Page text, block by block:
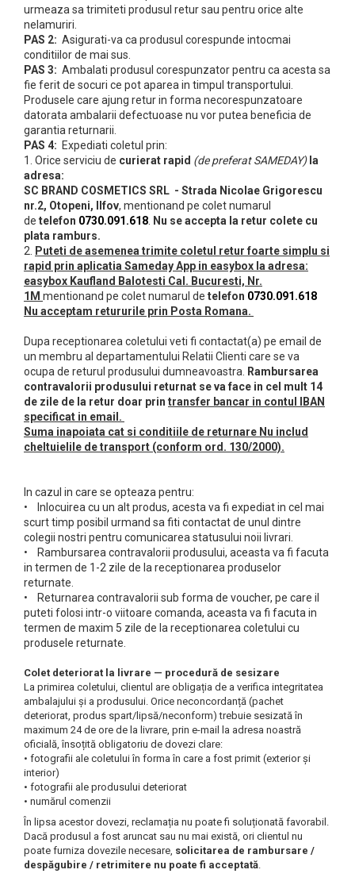
urmeaza sa trimiteti produsul retur sau pentru orice alte
nelamuriri.
PAS 2: Asigurati-va ca produsul corespunde intocmai
conditiilor de mai sus.
PAS 3: Ambalati produsul corespunzator pentru ca acesta sa
fie ferit de socuri ce pot aparea in timpul transportului.
Produsele care ajung retur in forma necorespunzatoare
datorata ambalarii defectuoase nu vor putea beneficia de
garantia returnarii.
PAS 4: Expediati coletul prin:
1. Orice serviciu de curierat rapid (de preferat SAMEDAY) la
adresa:
SC BRAND COSMETICS SRL - Strada Nicolae Grigorescu
nr.2, Otopeni, Ilfov, mentionand pe colet numarul
de telefon 0730.091.618 Nu se accepta la retur colete cu
plata ramburs.
2. Puteti de asemenea trimite coletul retur foarte simplu si
rapid prin aplicatia Sameday App in easybox la adresa:
easybox Kaufland Balotesti Cal. Bucuresti, Nr.
1M mentionand pe colet numarul de telefon 0730.091.618
Nu acceptam retururile prin Posta Romana.
Dupa receptionarea coletului veti fi contactat(a) pe email de
un membru al departamentului Relatii Clienti care se va
ocupa de returul produsului dumneavoastra. Rambursarea
contravalorii produsului returnat se va face in cel mult 14
de zile de la retur doar prin transfer bancar in contul IBAN
specificat in email.
Suma inapoiata cat si conditiile de returnare Nu includ
cheltuielile de transport (conform ord. 130/2000).
In cazul in care se opteaza pentru:
• Inlocuirea cu un alt produs, acesta va fi expediat in cel mai
scurt timp posibil urmand sa fiti contactat de unul dintre
colegii nostri pentru comunicarea statusului noii livrari.
• Rambursarea contravalorii produsului, aceasta va fi facuta
in termen de 1-2 zile de la receptionarea produselor
returnate.
• Returnarea contravalorii sub forma de voucher, pe care il
puteti folosi intr-o viitoare comanda, aceasta va fi facuta in
termen de maxim 5 zile de la receptionarea coletului cu
produsele returnate.
Colet deteriorat la livrare — procedură de sesizare
La primirea coletului, clientul are obligația de a verifica integritatea
ambalajului și a produsului. Orice neconcordanță (pachet
deteriorat, produs spart/lipsă/neconform) trebuie sesizată în
maximum 24 de ore de la livrare, prin e-mail la adresa noastră
oficială, însoțită obligatoriu de dovezi clare:
• fotografii ale coletului în forma în care a fost primit (exterior și
interior)
• fotografii ale produsului deteriorat
• numărul comenzii
În lipsa acestor dovezi, reclamația nu poate fi soluționată favorabil.
Dacă produsul a fost aruncat sau nu mai există, ori clientul nu
poate furniza dovezile necesare, solicitarea de rambursare /
despăgubire / retrimitere nu poate fi acceptată